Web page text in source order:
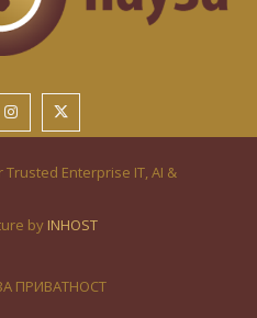
Trusted Enterprise IT, AI &
by INHOST
ПРИВАТНОСТ